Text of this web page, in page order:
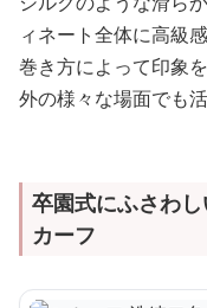
ィネート全体に高級
巻き方によって印象
外の様々な場面でも
卒園式にふさわ
カーフ